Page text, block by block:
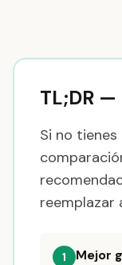
TL;DR —
Si no
reemplazar
1 Mejor